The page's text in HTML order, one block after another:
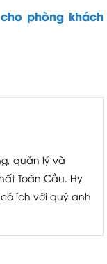
phòng khách
quản lý và
Toàn Cầu. Hy
ích với quý anh